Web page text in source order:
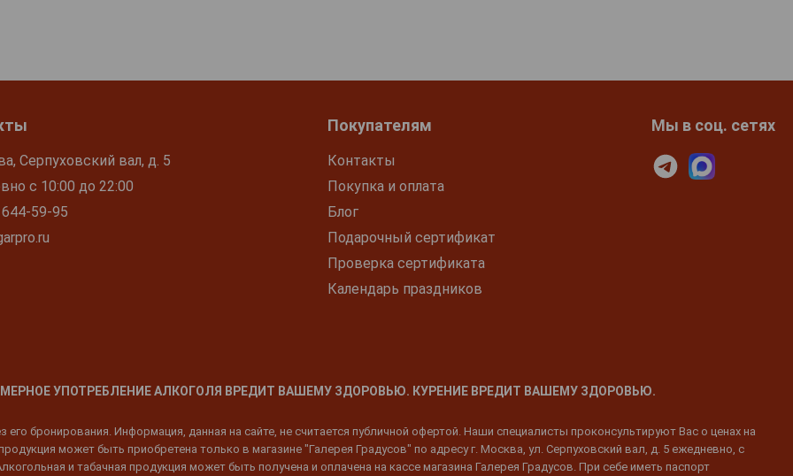
Серпуховский вал, д. 5
с 10:00 до 22:00
59-95
Покупателям
Контакты
Покупка и оплата
Блог
Подарочный сертификат
Проверка сертификата
Календарь праздников
Мы в соц. сетях
УПОТРЕБЛЕНИЕ АЛКОГОЛЯ ВРЕДИТ ВАШЕМУ ЗДОРОВЬЮ. КУРЕНИЕ ВРЕДИТ ВАШЕМУ ЗДОРОВЬЮ.
бронирования. Информация, данная на сайте, не считается публичной офертой. Наши специалисты проконсультируют Вас о ценах на
может быть приобретена только в магазине "Галерея Градусов" по адресу г. Москва, ул. Серпуховский вал, д. 5 ежедневно, с
и табачная продукция может быть получена и оплачена на кассе магазина Галерея Градусов. При себе иметь паспорт